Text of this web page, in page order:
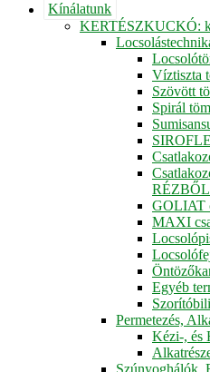
Kínálatunk
KERTÉSZKUCKÓ:
Víztiszta
Szövött
Spirál
RÉZBŐL
GOLIAT
MAXI
Egyéb
Permetezés,
Kézi-, és
Szúnyoghálók,